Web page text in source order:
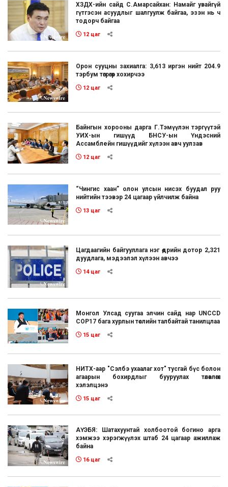
ХЗДХ-ийн сайд С.Амарсайхан: Намайг увайгүй
гүтгэсэн асуудлыг шалгуулж байгаа, эзэн нь ч
тодорч байгаа
12 цаг
Орон сууцны захиалга: 3,613 иргэн нийт 204.9
тэрбум төгрөгөөр хохирчээ
12 цаг
Байнгын хорооны дарга Г.Тэмүүлэн тэргүүтэй
УИХ-ын гишүүд БНСУ-ын Үндэсний
Ассамблейн гишүүдийг хүлээн авч уулзав
12 цаг
“Чингис хаан” олон улсын нисэх буудал руу
нийтийн тээвэр 24 цагаар үйлчилж байна
13 цаг
Цагдаагийн байгууллага нэг өдрийн дотор 2,321
дуудлага, мэдээлэл хүлээн авчээ
14 цаг
Монгол Улсад суугаа элчин сайд нар UNCCD
COP17 бага хурлын төслийн талбайтай танилцлаа
15 цаг
НИТХ-аар "Сэлбэ ухаалаг хот" тусгай бүс болон
агаарын бохирдлыг бууруулах төлөвлөгөөг
хэлэлцэнэ
15 цаг
АҮЭБЯ: Шатахуунтай холбоотой богино арга
хэмжээ хэрэгжүүлэх штаб 24 цагаар ажиллаж
байна
16 цаг